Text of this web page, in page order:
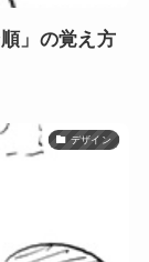
」の覚え方
デザイン